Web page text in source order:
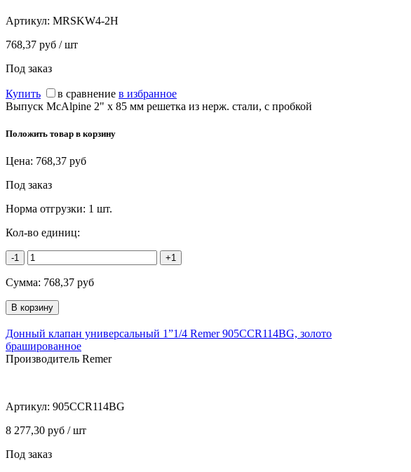
Артикул: MRSKW4-2H
768,37 руб / шт
Под заказ
Купить в сравнение в избранное
Выпуск McAlpine 2" x 85 мм решетка из нерж. стали, с пробкой
Положить товар в корзину
Цена: 768,37 руб
Под заказ
Норма отгрузки: 1 шт.
Кол-во единиц:
-1 +1
Сумма: 768,37 руб
Донный клапан универсальный 1”1/4 Remer 905CCR114BG, золото
брашированное
Производитель Remer
Артикул: 905CCR114BG
8 277,30 руб / шт
Под заказ